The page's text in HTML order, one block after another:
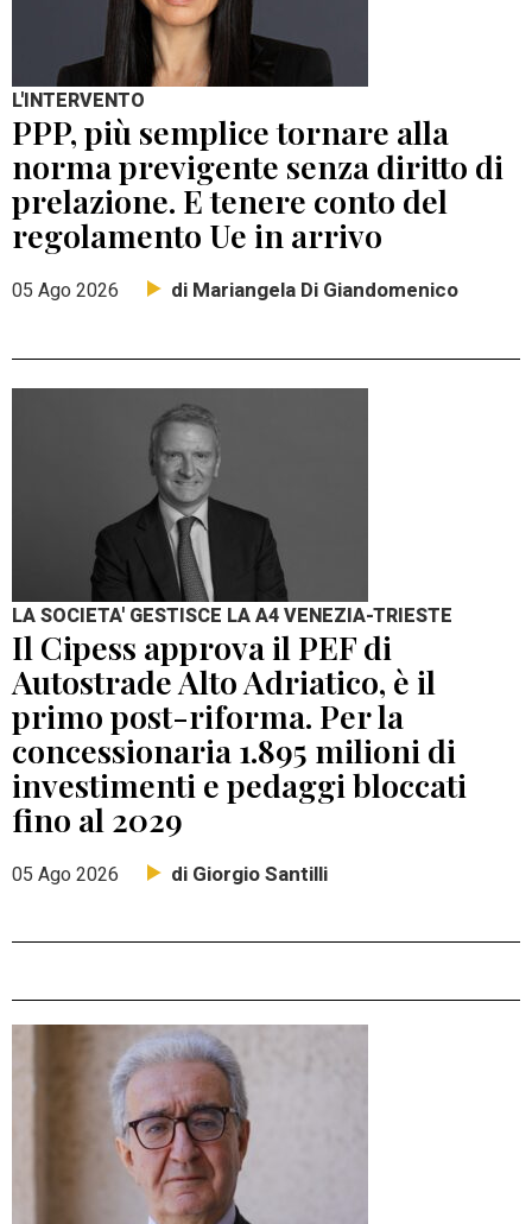
L'INTERVENTO
PPP, più semplice tornare alla
norma previgente senza diritto di
prelazione. E tenere conto del
regolamento Ue in arrivo
05 Ago 2026 di Mariangela Di Giandomenico
LA SOCIETA' GESTISCE LA A4 VENEZIA-TRIESTE
Il Cipess approva il PEF di
Autostrade Alto Adriatico, è il
primo post-riforma. Per la
concessionaria 1.895 milioni di
investimenti e pedaggi bloccati
fino al 2029
05 Ago 2026 di Giorgio Santilli